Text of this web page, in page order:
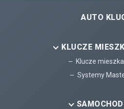
AUTO
KLUCZE
Klucze
Systemy